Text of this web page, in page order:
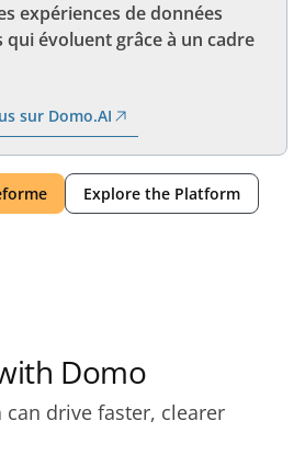
expériences de données
qui évoluent grâce à un cadre
sur Domo.AI
Explore the Platform
Domo
can drive faster, clearer